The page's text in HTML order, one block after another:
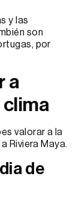
y las
son
por
a
clima
valorar a la
Riviera Maya.
de